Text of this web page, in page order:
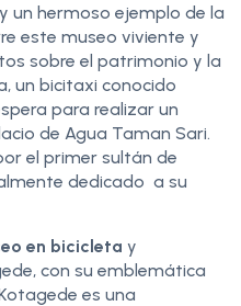
un hermoso ejemplo de la
este museo viviente y
sobre el patrimonio y la
un bicitaxi conocido
para realizar un
de Agua Taman Sari.
el primer sultán de
dedicado a su
en bicicleta y
con su emblemática
es una